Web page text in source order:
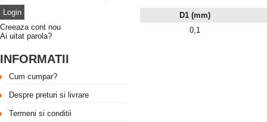
Creeaza cont nou
Ai uitat parola?
INFORMATII
Cum cumpar?
Despre preturi si livrare
Termeni si conditii
D1 (mm)
0,1